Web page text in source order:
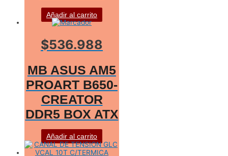
Añadir al carrito
$536.988
MB ASUS AM5
PROART B650-
CREATOR
DDR5 BOX ATX
Añadir al carrito